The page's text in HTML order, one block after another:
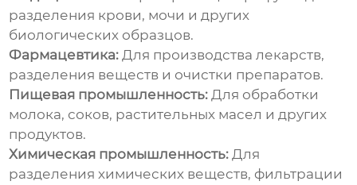
разделения крови, мочи и других
биологических образцов.
Фармацевтика: Для производства лекарств,
разделения веществ и очистки препаратов.
Пищевая промышленность: Для обработки
молока, соков, растительных масел и других
продуктов.
Химическая промышленность: Для
разделения химических веществ, фильтрации